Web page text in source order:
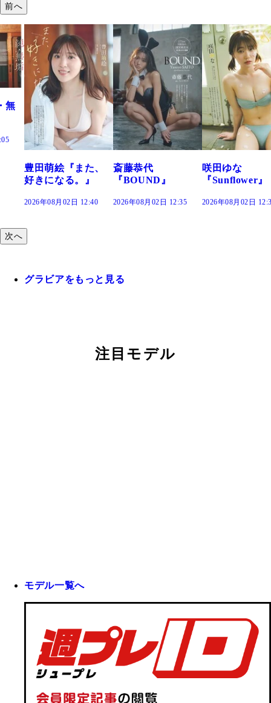
前へ
斎藤恭代
『BOUND』
2026年08月02日 12:35
咲田ゆな
『Sunflower』
2026年08月02日 12:30
藤水咲桜『花
だまり』
2026年08月02日
次へ
グラビアをもっと見る
注目モデル
モデル一覧へ